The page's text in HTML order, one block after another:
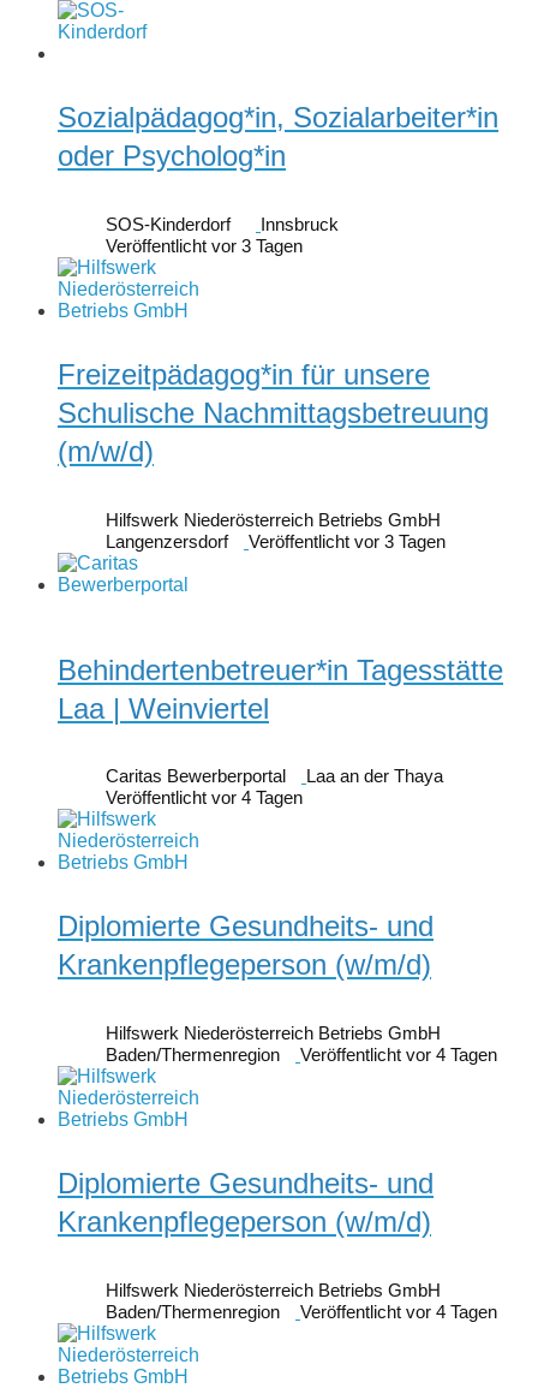
Sozialpädagog*in, Sozialarbeiter*in
oder Psycholog*in
SOS-Kinderdorf
Innsbruck
Veröffentlicht vor 3 Tagen
Freizeitpädagog*in für unsere
Schulische Nachmittagsbetreuung
(m/w/d)
Hilfswerk Niederösterreich Betriebs GmbH
Langenzersdorf
Veröffentlicht vor 3 Tagen
Behindertenbetreuer*in Tagesstätte
Laa | Weinviertel
Caritas Bewerberportal
Laa an der Thaya
Veröffentlicht vor 4 Tagen
Diplomierte Gesundheits- und
Krankenpflegeperson (w/m/d)
Hilfswerk Niederösterreich Betriebs GmbH
Baden/Thermenregion
Veröffentlicht vor 4 Tagen
Diplomierte Gesundheits- und
Krankenpflegeperson (w/m/d)
Hilfswerk Niederösterreich Betriebs GmbH
Baden/Thermenregion
Veröffentlicht vor 4 Tagen